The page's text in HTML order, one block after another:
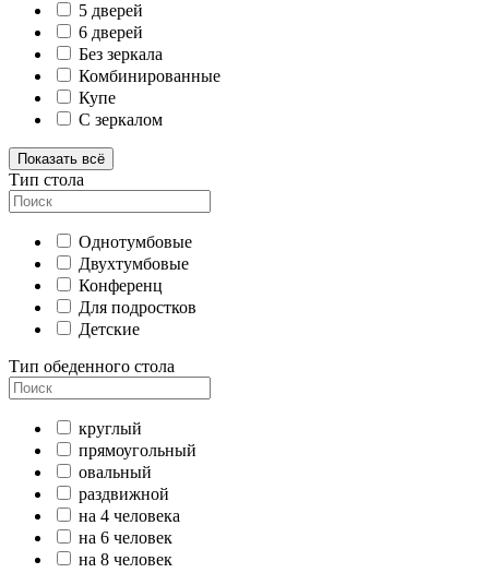
5 дверей
6 дверей
Без зеркала
Комбинированные
Купе
С зеркалом
Показать всё
Тип стола
Однотумбовые
Двухтумбовые
Конференц
Для подростков
Детские
Тип обеденного стола
круглый
прямоугольный
овальный
раздвижной
на 4 человека
на 6 человек
на 8 человек